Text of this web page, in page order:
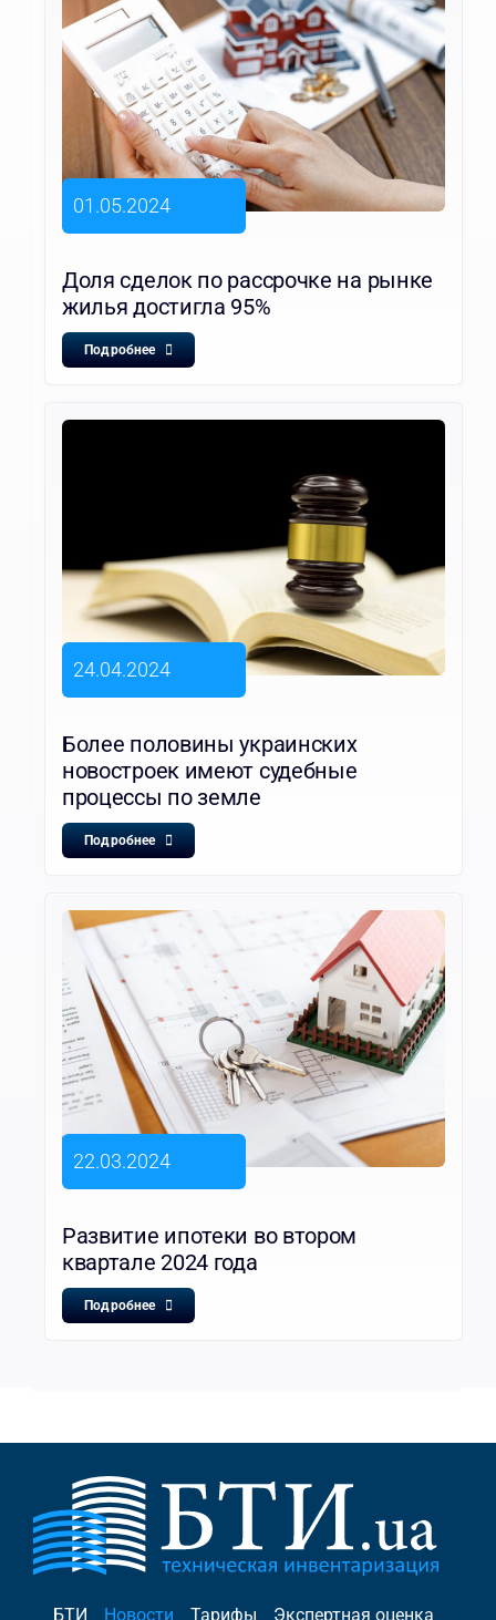
01.05.2024
Доля сделок по рассрочке на рынке
жилья достигла 95%
Подробнее
24.04.2024
Более половины украинских
новостроек имеют судебные
процессы по земле
Подробнее
22.03.2024
Развитие ипотеки во втором
квартале 2024 года
Подробнее
БТИ Новости Тарифы Экспертная оценка